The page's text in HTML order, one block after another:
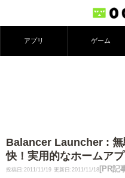
アプリ ゲーム
Balancer Launcher : 無
快！実用的なホームア
投稿日:2011/11/19 更新日:2011/11/18 [PR記